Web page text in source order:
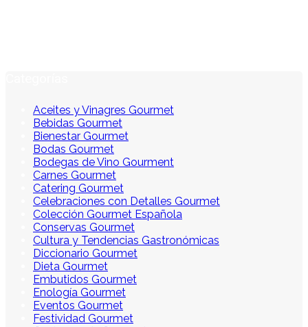
Aceites y Vinagres Gourmet
Bebidas Gourmet
Bienestar Gourmet
Bodas Gourmet
Bodegas de Vino Gourment
Carnes Gourmet
Catering Gourmet
Celebraciones con Detalles Gourmet
Colección Gourmet Española
Conservas Gourmet
Cultura y Tendencias Gastronómicas
Diccionario Gourmet
Dieta Gourmet
Embutidos Gourmet
Enología Gourmet
Eventos Gourmet
Festividad Gourmet